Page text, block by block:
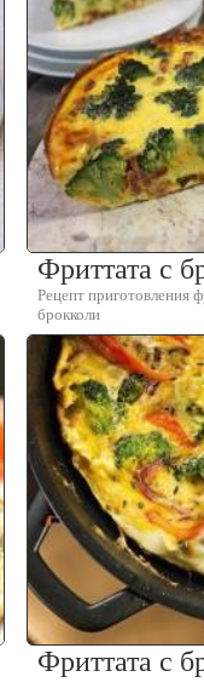
Фриттата с
Рецепт приготовления
брокколи
Фриттата с